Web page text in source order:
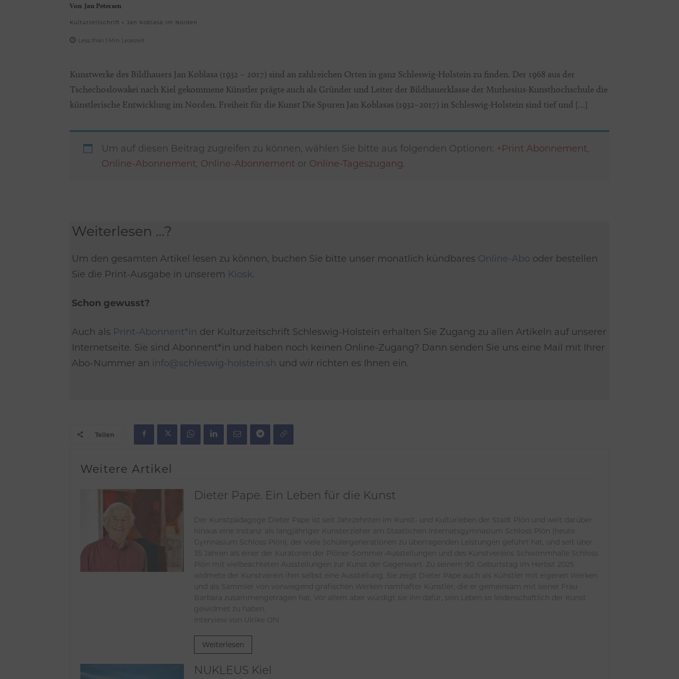
Von Jan Petersen
Kulturzeitschrift Jan Koblasa im Norden
Less than 1 Min. Lesezeit
Kunstwerke des Bildhauers Jan Koblasa (1932 – 2017) sind an zahlreichen Orten in ganz Schleswig-Holstein zu finden. Der 1968 aus der
Tschechoslowakei nach Kiel gekommene Künstler prägte auch als Gründer und Leiter der Bildhauerklasse der Muthesius-Kunsthochschule die
künstlerische Entwicklung im Norden. Freiheit für die Kunst Die Spuren Jan Koblasas (1932–2017) in Schleswig-Holstein sind tief und […]
Um auf diesen Beitrag zugreifen zu können, wählen Sie bitte aus folgenden Optionen: +Print Abonnement,
Online-Abonnement, Online-Abonnement or Online-Tageszugang.
Weiterlesen ...?
Um den gesamten Artikel lesen zu können, buchen Sie bitte unser monatlich kündbares Online-Abo oder bestellen
Sie die Print-Ausgabe in unserem Kiosk.
Schon gewusst?
Auch als Print-Abonnent*in der Kulturzeitschrift Schleswig-Holstein erhalten Sie Zugang zu allen Artikeln auf unserer
Internetseite. Sie sind Abonnent*in und haben noch keinen Online-Zugang? Dann senden Sie uns eine Mail mit Ihrer
Abo-Nummer an info@schleswig-holstein.sh und wir richten es Ihnen ein.
Teilen
Weitere Artikel
Dieter Pape. Ein Leben für die Kunst
Der Kunstpädagoge Dieter Pape ist seit Jahrzehnten im Kunst- und Kulturleben der Stadt Plön und weit darüber
hinaus eine Instanz: als langjähriger Kunsterzieher am Staatlichen Internatsgymnasium Schloss Plön (heute
Gymnasium Schloss Plön), der viele Schülergenerationen zu überragenden Leistungen geführt hat, und seit über
35 Jahren als einer der Kuratoren der Plöner-Sommer-Ausstellungen und des Kunstvereins Schwimmhalle Schloss
Plön mit vielbeachteten Ausstellungen zur Kunst der Gegenwart. Zu seinem 90. Geburtstag im Herbst 2025
widmete der Kunstverein ihm selbst eine Ausstellung. Sie zeigt Dieter Pape auch als Künstler mit eigenen Werken
und als Sammler von vorwiegend grafischen Werken namhafter Künstler, die er gemeinsam mit seiner Frau
Barbara zusammengetragen hat. Vor allem aber würdigt sie ihn dafür, sein Leben so leidenschaftlich der Kunst
gewidmet zu haben.
Interview von Ulrike Ohl
Weiterlesen
NUKLEUS Kiel